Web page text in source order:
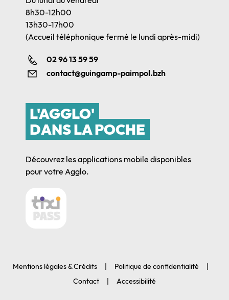
8h30-12h00
13h30-17h00
(Accueil téléphonique fermé le lundi après-midi)
02 96 13 59 59
contact@guingamp-paimpol.bzh
L'AGGLO'
DANS LA POCHE
Découvrez les applications mobile disponibles
pour votre Agglo.
Mentions légales & Crédits
Politique de confidentialité
Contact
Accessibilité